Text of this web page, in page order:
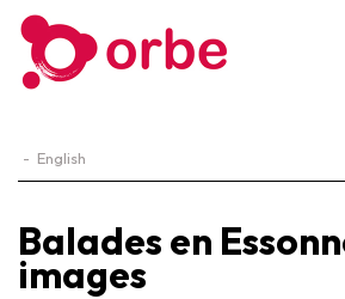
Balades en
images